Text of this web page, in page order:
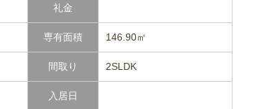
礼金
専有面積 146.90㎡
間取り 2SLDK
入居日